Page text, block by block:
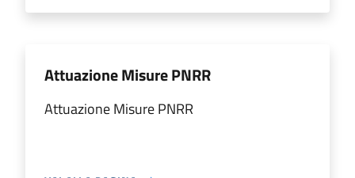
Attuazione Misure PNRR
Attuazione Misure PNRR